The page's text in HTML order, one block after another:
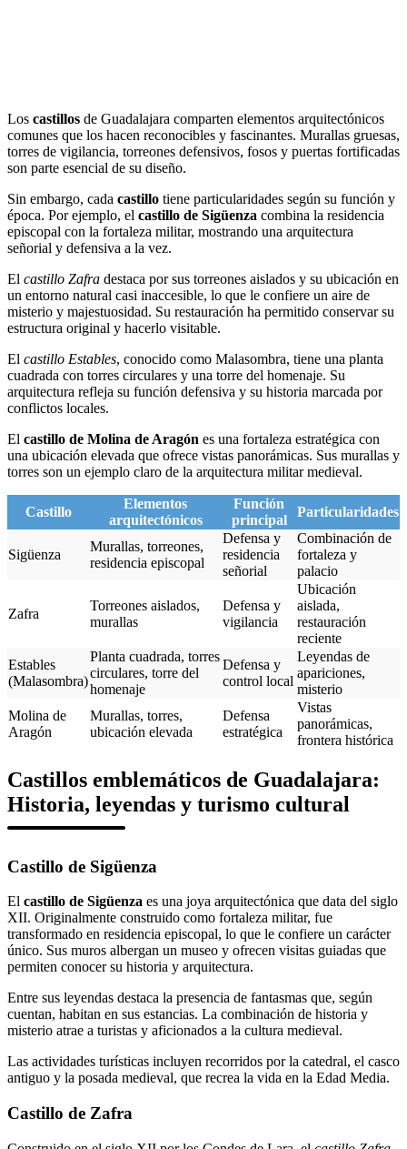
Los castillos de Guadalajara comparten elementos arquitectónicos
comunes que los hacen reconocibles y fascinantes. Murallas gruesas,
torres de vigilancia, torreones defensivos, fosos y puertas fortificadas
son parte esencial de su diseño.
Sin embargo, cada castillo tiene particularidades según su función y
época. Por ejemplo, el castillo de Sigüenza combina la residencia
episcopal con la fortaleza militar, mostrando una arquitectura
señorial y defensiva a la vez.
El castillo Zafra destaca por sus torreones aislados y su ubicación en
un entorno natural casi inaccesible, lo que le confiere un aire de
misterio y majestuosidad. Su restauración ha permitido conservar su
estructura original y hacerlo visitable.
El castillo Estables, conocido como Malasombra, tiene una planta
cuadrada con torres circulares y una torre del homenaje. Su
arquitectura refleja su función defensiva y su historia marcada por
conflictos locales.
El castillo de Molina de Aragón es una fortaleza estratégica con
una ubicación elevada que ofrece vistas panorámicas. Sus murallas y
torres son un ejemplo claro de la arquitectura militar medieval.
Castillo
Elementos
arquitectónicos
Función
principal
Particularidades
Sigüenza
Murallas, torreones,
residencia episcopal
Defensa y
residencia
señorial
Combinación de
fortaleza y
palacio
Zafra
Torreones aislados,
murallas
Defensa y
vigilancia
Ubicación
aislada,
restauración
reciente
Estables
(Malasombra)
Planta cuadrada, torres
circulares, torre del
homenaje
Defensa y
control local
Leyendas de
apariciones,
misterio
Molina de
Aragón
Murallas, torres,
ubicación elevada
Defensa
estratégica
Vistas
panorámicas,
frontera histórica
Castillos emblemáticos de Guadalajara:
Historia, leyendas y turismo cultural
Castillo de Sigüenza
El castillo de Sigüenza es una joya arquitectónica que data del siglo
XII. Originalmente construido como fortaleza militar, fue
transformado en residencia episcopal, lo que le confiere un carácter
único. Sus muros albergan un museo y ofrecen visitas guiadas que
permiten conocer su historia y arquitectura.
Entre sus leyendas destaca la presencia de fantasmas que, según
cuentan, habitan en sus estancias. La combinación de historia y
misterio atrae a turistas y aficionados a la cultura medieval.
Las actividades turísticas incluyen recorridos por la catedral, el casco
antiguo y la posada medieval, que recrea la vida en la Edad Media.
Castillo de Zafra